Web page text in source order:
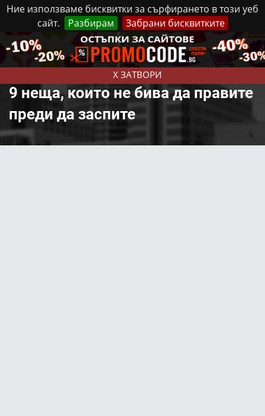
Ние използваме бисквитки за сърфирането в този уеб
сайт.
Разбирам Забрани бисквитките
X ЗАТВОРИ
Неделя, 9 Август, 2026 Реклама Контакти
9 неща, които не бива да правите
преди да заспите